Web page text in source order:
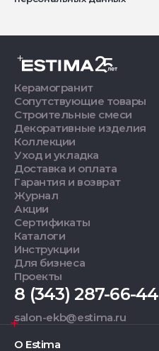
Керамогранит
Сопутствующие товары
Строительные смеси
Декоративные изделия
Коллекции
Уход и укладка
Доставка и оплата
Гарантия и возврат
Журнал
Акции
Сертификаты
Каталоги
Инструкции
Для бизнеса
Проекты
8 (343) 287-66-44
salon-ekb@estima.ru
О Estima